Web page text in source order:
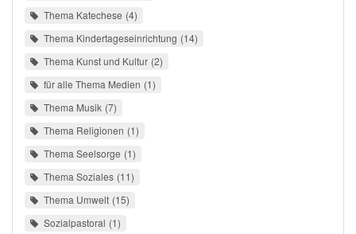
Thema Katechese 4
Thema Kindertageseinrichtung 14
Thema Kunst und Kultur 2
für alle Thema Medien 1
Thema Musik 7
Thema Religionen 1
Thema Seelsorge 1
Thema Soziales 11
Thema Umwelt 15
Sozialpastoral 1